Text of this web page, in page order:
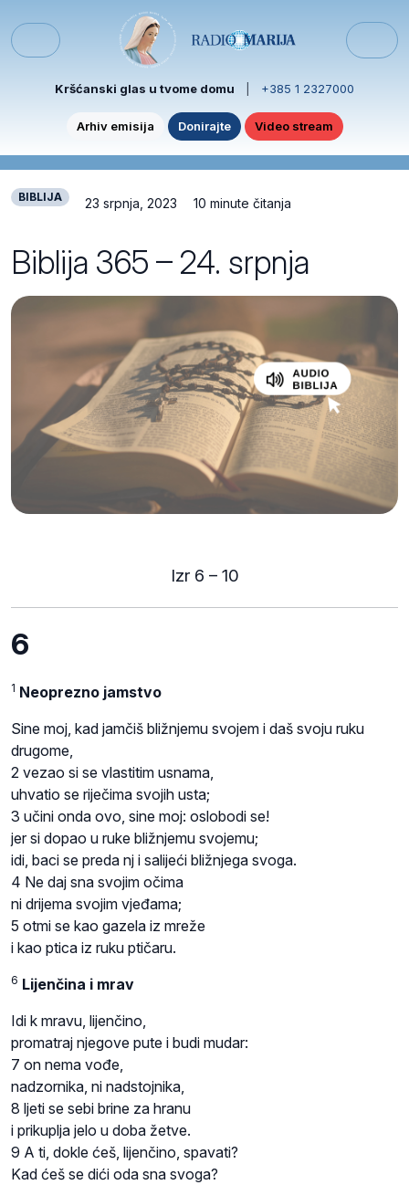
Menu
Kršćanski glas u tvome domu +385 1 2327000
Arhiv emisija Donirajte Video stream
BIBLIJA 23 srpnja, 2023 10 minute čitanja
Biblija 365 – 24. srpnja
Izr 6 – 10
6
1 Neoprezno jamstvo
Sine moj, kad jamčiš bližnjemu svojem i daš svoju ruku
drugome,
2 vezao si se vlastitim usnama,
uhvatio se riječima svojih usta;
3 učini onda ovo, sine moj: oslobodi se!
jer si dopao u ruke bližnjemu svojemu;
idi, baci se preda nj i salijeći bližnjega svoga.
4 Ne daj sna svojim očima
ni drijema svojim vjeđama;
5 otmi se kao gazela iz mreže
i kao ptica iz ruku ptičaru.
6 Lijenčina i mrav
Idi k mravu, lijenčino,
promatraj njegove pute i budi mudar:
7 on nema vođe,
nadzornika, ni nadstojnika,
8 ljeti se sebi brine za hranu
i prikuplja jelo u doba žetve.
9 A ti, dokle ćeš, lijenčino, spavati?
Kad ćeš se dići oda sna svoga?